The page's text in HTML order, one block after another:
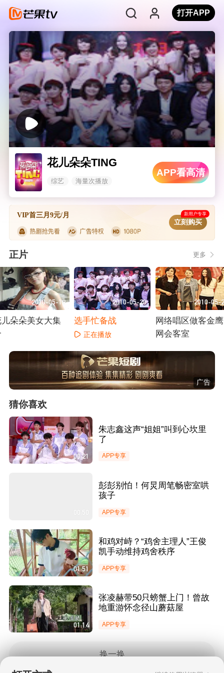
打开APP
花儿朵朵TING
综艺 海量次播放
APP看高清
VIP首三月9元/月 新用户专享
立刻购买
正片 更多
2010-05-19
朵朵美女大集
2010-05-20
选手忙备战
正在播放
2010-05-
网络唱区做客金鹰
网会客室
广告
猜你喜欢
00:21
朱志鑫这声“姐姐”叫到心坎里
了
APP专享
00:50
彭彭别怕！何炅周笔畅密室哄
孩子
APP专享
01:51
和鸡对峙？“鸡舍主理人”王俊
凯手动维持鸡舍秩序
APP专享
01:14
张凌赫带50只螃蟹上门！曾故
地重游怀念径山蘑菇屋
APP专享
换一换